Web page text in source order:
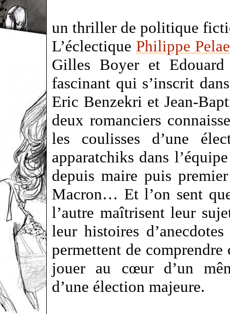
un thriller de politique
L’éclectique Philippe
Gilles Boyer et
fascinant qui s’inscrit
Eric Benzekri et Jean-
deux romanciers
les coulisses d’une
apparatchiks dans
depuis maire puis
Macron… Et l’on sent
l’autre maîtrisent leur
leur histoires
permettent de comprendre
jouer au cœur d’un
d’une élection majeure.